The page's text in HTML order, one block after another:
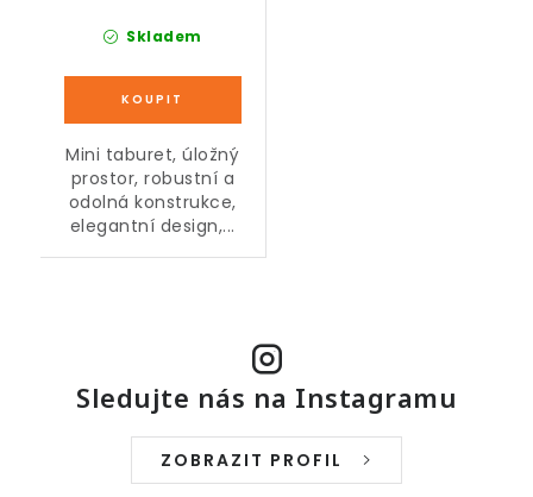
Skladem
Mini taburet, úložný
prostor, robustní a
odolná konstrukce,
elegantní design,...
Sledujte nás na Instagramu
ZOBRAZIT PROFIL